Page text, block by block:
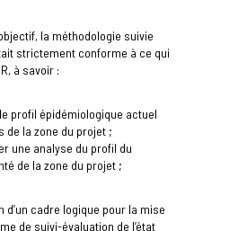
la méthodologie suivie
strictement conforme à ce qui
à savoir :
profil épidémiologique actuel
de la zone du projet ;
une analyse du profil du
de la zone du projet ;
d’un cadre logique pour la mise
de suivi-évaluation de l’état